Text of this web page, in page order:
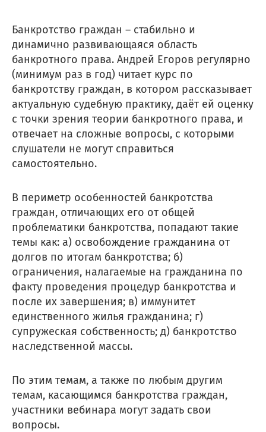
Банкротство граждан – стабильно и
динамично развивающаяся область
банкротного права. Андрей Егоров регулярно
(минимум раз в год) читает курс по
банкротству граждан, в котором рассказывает
актуальную судебную практику, даёт ей оценку
с точки зрения теории банкротного права, и
отвечает на сложные вопросы, с которыми
слушатели не могут справиться
самостоятельно.
В периметр особенностей банкротства
граждан, отличающих его от общей
проблематики банкротства, попадают такие
темы как: а) освобождение гражданина от
долгов по итогам банкротства; б)
ограничения, налагаемые на гражданина по
факту проведения процедур банкротства и
после их завершения; в) иммунитет
единственного жилья гражданина; г)
супружеская собственность; д) банкротство
наследственной массы.
По этим темам, а также по любым другим
темам, касающимся банкротства граждан,
участники вебинара могут задать свои
вопросы.